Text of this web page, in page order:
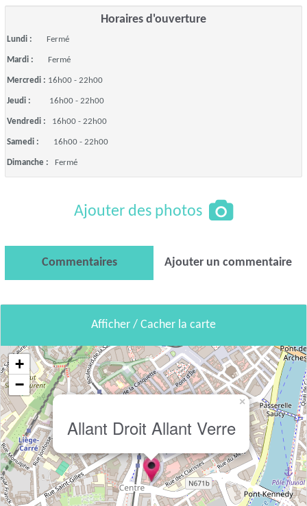
Horaires d'ouverture
Lundi : Fermé
Mardi : Fermé
Mercredi : 16h00 - 22h00
Jeudi : 16h00 - 22h00
Vendredi : 16h00 - 22h00
Samedi : 16h00 - 22h00
Dimanche : Fermé
Ajouter des photos
Commentaires Ajouter un commentaire
Afficher / Cacher la carte
Allant Droit Allant Verre
×
+
−